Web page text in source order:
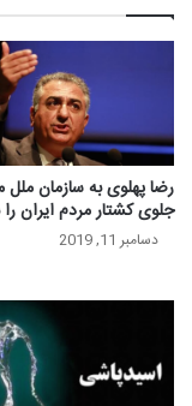
رضا پهلوی به سازمان
جلوی کشتار مردم ایران را
دسامبر 11, 2019